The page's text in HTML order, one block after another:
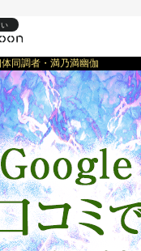
同調者・満乃満幽伽